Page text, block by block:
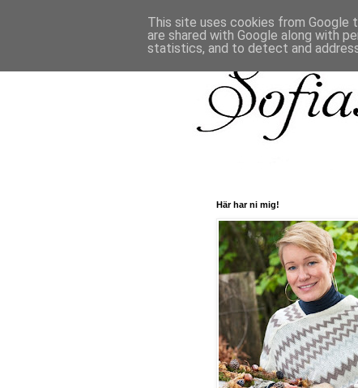
Här har ni mig!
This site uses cookies from Google
are shared with Google along with
statistics, and to detect and